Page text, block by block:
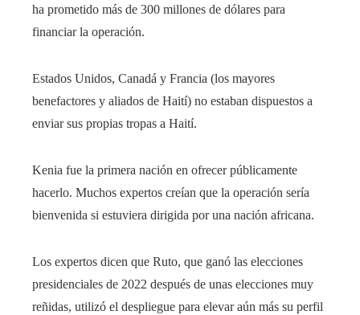
ha prometido más de 300 millones de dólares para
financiar la operación.
Estados Unidos, Canadá y Francia (los mayores
benefactores y aliados de Haití) no estaban dispuestos a
enviar sus propias tropas a Haití.
Kenia fue la primera nación en ofrecer públicamente
hacerlo. Muchos expertos creían que la operación sería
bienvenida si estuviera dirigida por una nación africana.
Los expertos dicen que Ruto, que ganó las elecciones
presidenciales de 2022 después de unas elecciones muy
reñidas, utilizó el despliegue para elevar aún más su perfil